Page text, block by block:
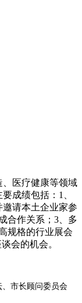
医疗健康等领域
成绩包括：1、
请本土企业家参
合作关系；3、多
规格的行业展会
会的机会。
市长顾问委员会